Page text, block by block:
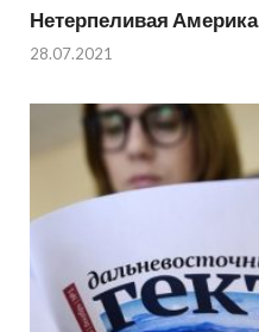
Нетерпеливая Америка
28.07.2021